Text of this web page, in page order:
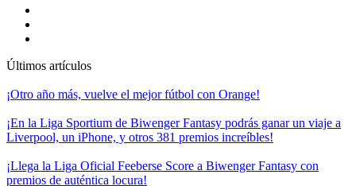
Últimos artículos
¡Otro año más, vuelve el mejor fútbol con Orange!
¡En la Liga Sportium de Biwenger Fantasy podrás ganar un viaje a
Liverpool, un iPhone, y otros 381 premios increíbles!
¡Llega la Liga Oficial Feeberse Score a Biwenger Fantasy con
premios de auténtica locura!